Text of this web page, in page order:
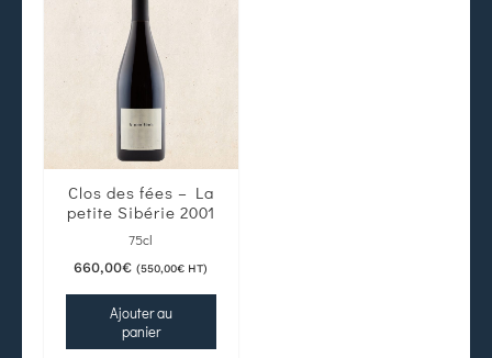
Clos des fées – La
petite Sibérie 2001
75cl
660,00€ (550,00€ HT)
Ajouter au
panier